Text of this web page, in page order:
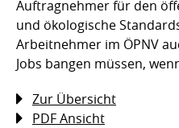
Auftragnehmer für den
und ökologische
Arbeitnehmer im ÖPNV
Jobs bangen müssen,
Zur Übersicht
PDF Ansicht